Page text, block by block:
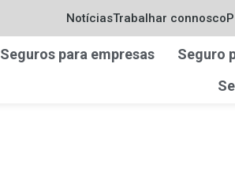
NotíciasTrabalhar connosco
Seguros para empresas
Seguro